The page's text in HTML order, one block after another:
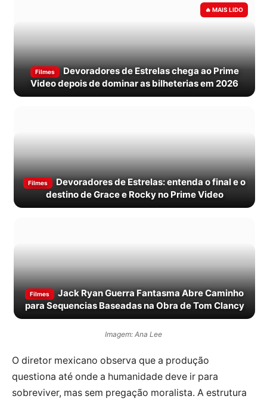
Filmes
Devoradores de Estrelas chega ao Prime
Video depois de dominar as bilheterias em 2026
Filmes
Devoradores de Estrelas: entenda o final e o
destino de Grace e Rocky no Prime Video
Filmes
Jack Ryan Guerra Fantasma Abre Caminho
para Sequencias Baseadas na Obra de Tom Clancy
Imagem: Ana Lee
O diretor mexicano observa que a produção
questiona até onde a humanidade deve ir para
sobreviver, mas sem pregação moralista. A estrutura